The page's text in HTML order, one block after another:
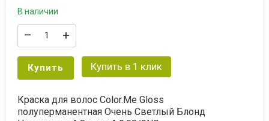
В наличии
– +
Купить Купить в 1 клик
Краска для волос Color.Me Gloss
полуперманентная Очень Светлый Блонд